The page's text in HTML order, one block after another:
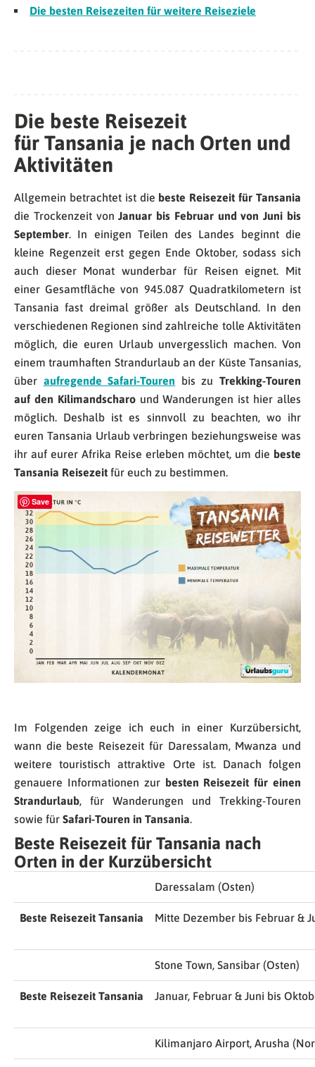
Die besten Reisezeiten für weitere Reiseziele
Die beste Reisezeit
für Tansania je nach Orten und
Aktivitäten
Allgemein betrachtet ist die beste Reisezeit für Tansania
die Trockenzeit von Januar bis Februar und von Juni bis
September. In einigen Teilen des Landes beginnt die
kleine Regenzeit erst gegen Ende Oktober, sodass sich
auch dieser Monat wunderbar für Reisen eignet. Mit
einer Gesamtfläche von 945.087 Quadratkilometern ist
Tansania fast dreimal größer als Deutschland. In den
verschiedenen Regionen sind zahlreiche tolle Aktivitäten
möglich, die euren Urlaub unvergesslich machen. Von
einem traumhaften Strandurlaub an der Küste Tansanias,
über aufregende Safari-Touren bis zuTrekking-Touren
auf den Kilimandscharound Wanderungen ist hier alles
möglich. Deshalb ist es sinnvoll zu beachten, wo ihr
euren Tansania Urlaub verbringen beziehungsweise was
ihr auf eurer Afrika Reise erleben möchtet, um die beste
Tansania Reisezeit für euch zu bestimmen.
Save
Im Folgenden zeige ich euch in einer Kurzübersicht,
wann die beste Reisezeit für Daressalam, Mwanza und
weitere touristisch attraktive Orte ist. Danach folgen
genauere Informationen zur besten Reisezeit für einen
Strandurlaub, für Wanderungen und Trekking-Touren
sowie für Safari-Touren in Tansania.
Beste Reisezeit für Tansania nach
Orten in der Kurzübersicht
Daressalam (Osten)
Beste Reisezeit Tansania Mitte Dezember bis Februar &
Stone Town, Sansibar (Osten)
Beste Reisezeit Tansania Januar, Februar & Juni bis
Kilimanjaro Airport, Arusha